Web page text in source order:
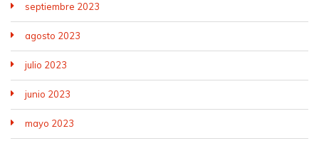
septiembre 2023
agosto 2023
julio 2023
junio 2023
mayo 2023